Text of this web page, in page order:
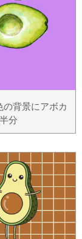
の背景にアボカ
分